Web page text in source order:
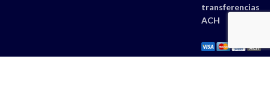
transferencias
ACH